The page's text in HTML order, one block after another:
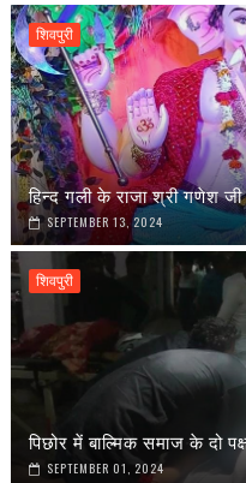
शिवपुरी
हिन्द गली के राजा श्री गणेश
SEPTEMBER 13, 2024
शिवपुरी
पिछोर में बाल्मिक समाज के दो
SEPTEMBER 01, 2024